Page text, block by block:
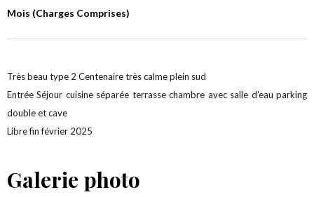
Mois (Charges Comprises)
Très beau type 2 Centenaire très calme plein sud
Entrée Séjour cuisine séparée terrasse chambre avec salle d'eau parking
double et cave
Libre fin février 2025
Galerie photo